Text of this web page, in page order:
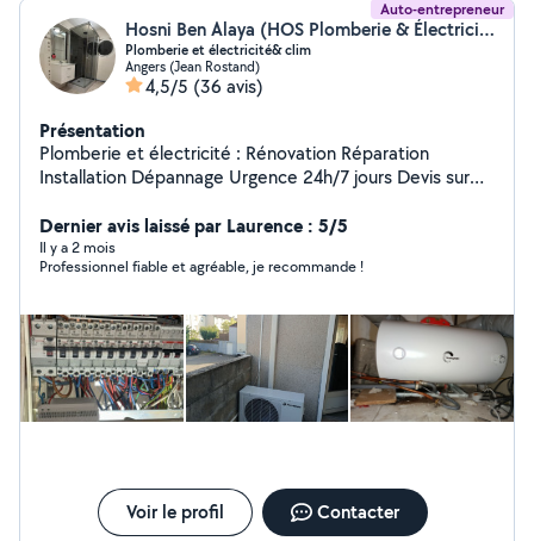
Auto-entrepreneur
Hosni Ben Alaya (HOS Plomberie & Électricité&Clim)
Plomberie et électricité& clim
Angers (Jean Rostand)
4,5/5 (36 avis)
Présentation
Plomberie et électricité : Rénovation Réparation
Installation Dépannage Urgence 24h/7 jours Devis sur
disponibilité Choix des produits avec accord du client
Dernier avis laissé par Laurence : 5/5
Il y a 2 mois
Professionnel fiable et agréable, je recommande !
Voir le profil Contacter